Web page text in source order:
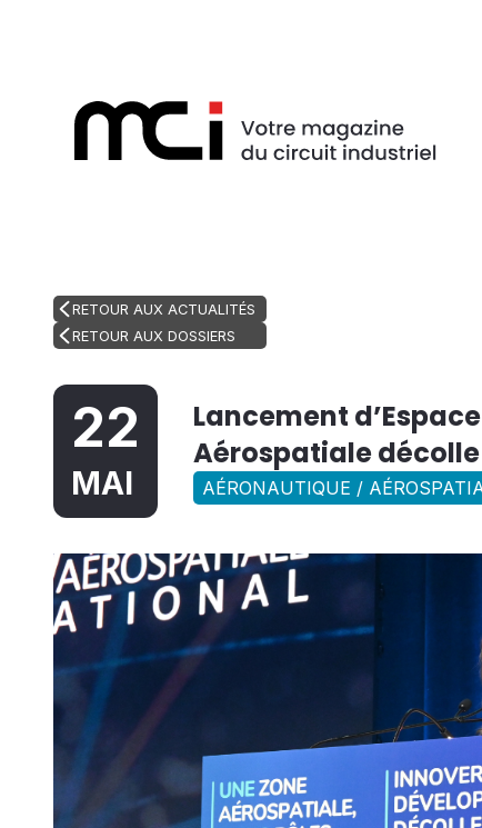
RETOUR AUX ACTUALITÉS
RETOUR AUX DOSSIERS
22
MAI
Lancement
Aérospatiale
AÉRONAUTIQUE /